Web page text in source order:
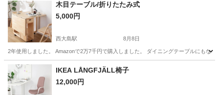
木目テーブル/折りたたみ式
5,000円
西大島駅 8月8日
2年使用しました。 Amazonで2万7千円で購入しました。 ダイニングテーブルにもな
東京 江東区 西大島駅 テーブル
IKEA LÅNGFJÄLL椅子
12,000円